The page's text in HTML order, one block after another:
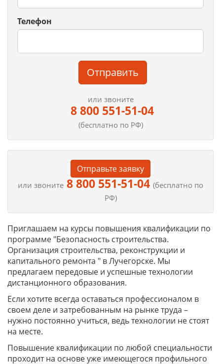
Телефон
Отправить
или звоните
8 800 551-51-04
(бесплатно по РФ)
Отправьте заявку
или звоните 8 800 551-51-04 (бесплатно по
РФ)
Приглашаем на курсы повышения квалификации по
программе "Безопасность строительства.
Организация строительства, реконструкции и
капитального ремонта " в Лучегорске. Мы
предлагаем передовые и успешные технологии
дистанционного образования.
Если хотите всегда оставаться профессионалом в
своем деле и затребованным на рынке труда –
нужно постоянно учиться, ведь технологии не стоят
на месте.
Повышение квалификации по любой специальности
проходит на основе уже имеющегося профильного